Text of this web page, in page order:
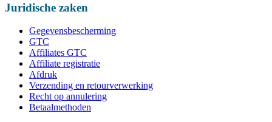
Juridische zaken
Gegevensbescherming
GTC
Affiliates GTC
Affiliate registratie
Afdruk
Verzending en retourverwerking
Recht op annulering
Betaalmethoden